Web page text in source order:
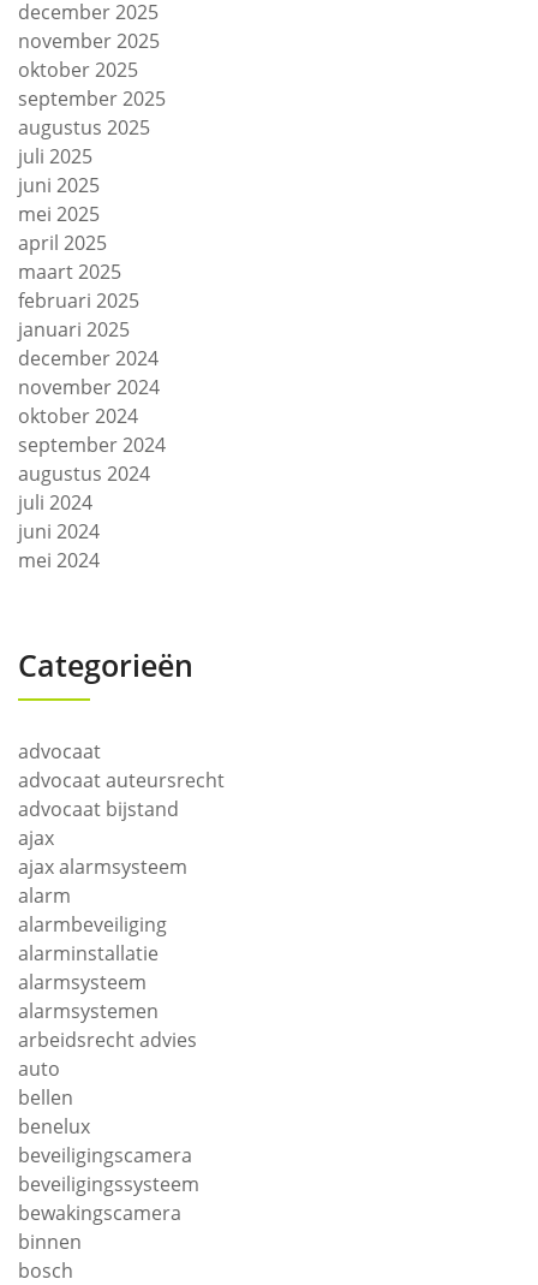
december 2025
november 2025
oktober 2025
september 2025
augustus 2025
juli 2025
juni 2025
mei 2025
april 2025
maart 2025
februari 2025
januari 2025
december 2024
november 2024
oktober 2024
september 2024
augustus 2024
juli 2024
juni 2024
mei 2024
Categorieën
advocaat
advocaat auteursrecht
advocaat bijstand
ajax
ajax alarmsysteem
alarm
alarmbeveiliging
alarminstallatie
alarmsysteem
alarmsystemen
arbeidsrecht advies
auto
bellen
benelux
beveiligingscamera
beveiligingssysteem
bewakingscamera
binnen
bosch